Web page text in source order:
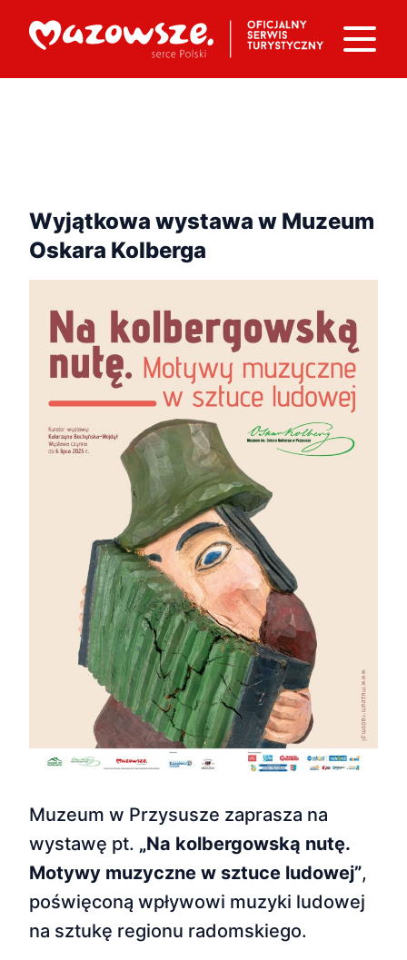
Wyjątkowa wystawa w Muzeum
Oskara Kolberga
Muzeum w Przysusze zaprasza na
wystawę pt. „Na kolbergowską nutę.
Motywy muzyczne w sztuce ludowej”,
poświęconą wpływowi muzyki ludowej
na sztukę regionu radomskiego.